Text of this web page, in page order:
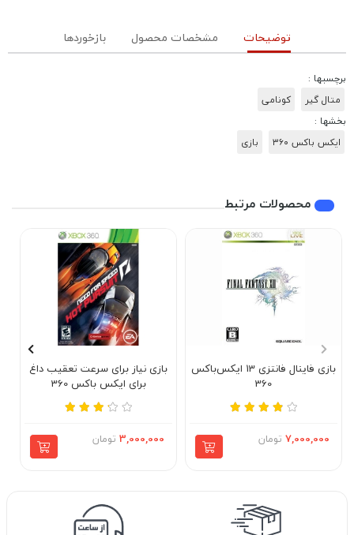
توضیحات مشخصات محصول بازخوردها
برچسبها :
متال گیر
کونامی
بخشها :
ایکس باکس ۳۶۰
بازی
محصولات مرتبط
بازی فاینال فانتزی 13 ایکس‌باکس
360
7,000,000 تومان
بازی نیاز برای سرعت تعقیب داغ
برای ایکس باکس 360
3,000,000 تومان